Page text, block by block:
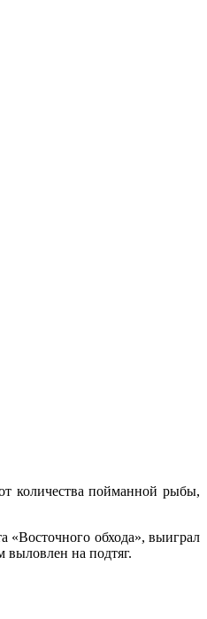
количества пойманной рыбы,
обхода», выиграл
на подтяг.